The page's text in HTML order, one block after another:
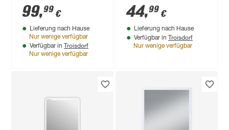
x 110,2 x 33 cm
99,99 €
Lieferung nach Hause
Nur wenige verfügbar
Verfügbar in Troisdorf
Nur wenige verfügbar
silbern 60 x 55 x 28
cm
44,99 €
Lieferung nach Hause
Verfügbar in Troisdorf
Nur wenige verfügbar